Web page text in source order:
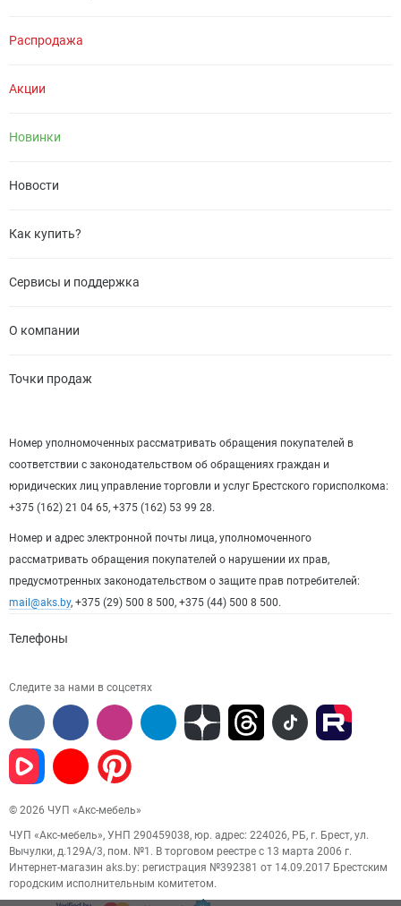
Распродажа
Акции
Новинки
Новости
Как купить?
Сервисы и поддержка
О компании
Точки продаж
Номер уполномоченных рассматривать обращения покупателей в
соответствии с законодательством об обращениях граждан и
юридических лиц управление торговли и услуг Брестского горисполкома:
+375 (162) 21 04 65, +375 (162) 53 99 28.
Номер и адрес электронной почты лица, уполномоченного
рассматривать обращения покупателей о нарушении их прав,
предусмотренных законодательством о защите прав потребителей:
mail@aks.by, +375 (29) 500 8 500, +375 (44) 500 8 500.
Телефоны
Следите за нами в соцсетях
© 2026 ЧУП «Акс-мебель»
ЧУП «Акс-мебель», УНП 290459038, юр. адрес: 224026, РБ, г. Брест, ул.
Вычулки, д.129А/3, пом. №1. В торговом реестре с 13 марта 2006 г.
Интернет-магазин aks.by: регистрация №392381 от 14.09.2017 Брестским
городским исполнительным комитетом.